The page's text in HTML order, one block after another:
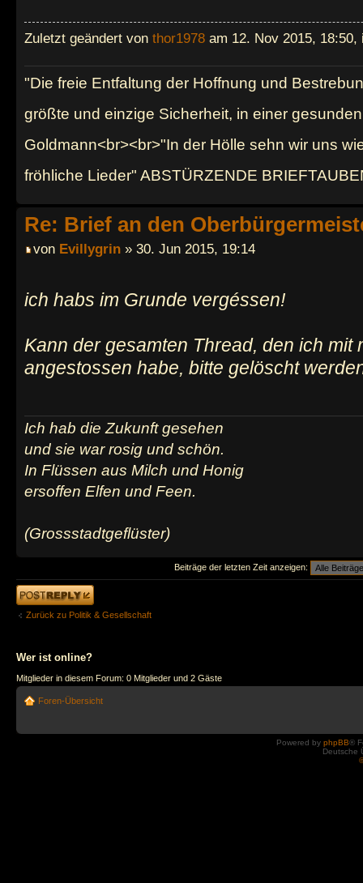
Zuletzt geändert von thor1978 am 12. Nov 2015,
"Die freie Entfaltung der Hoffnung und
größte und einzige Sicherheit, in einer
Goldmann<br><br>"In der Hölle sehn wir uns
fröhliche Lieder" ABSTÜRZENDE
Re: Brief an den
von Evillygrin » 30. Jun 2015, 19:14
ich habs im Grunde vergéssen!
Kann der gesamten Thread, den ich mit
angestossen habe, bitte gelöscht
Ich hab die Zukunft gesehen
und sie war rosig und schön.
In Flüssen aus Milch und Honig
ersoffen Elfen und Feen.
(Grossstadtgeflüster)
Beiträge der letzten Zeit anzeigen:
Antwort erstellen
Zurück zu Politik & Gesellschaft
Wer ist online?
Mitglieder in diesem Forum: 0 Mitglieder und 2 Gäste
Foren-Übersicht
Powered by phpBB®
Deutsche